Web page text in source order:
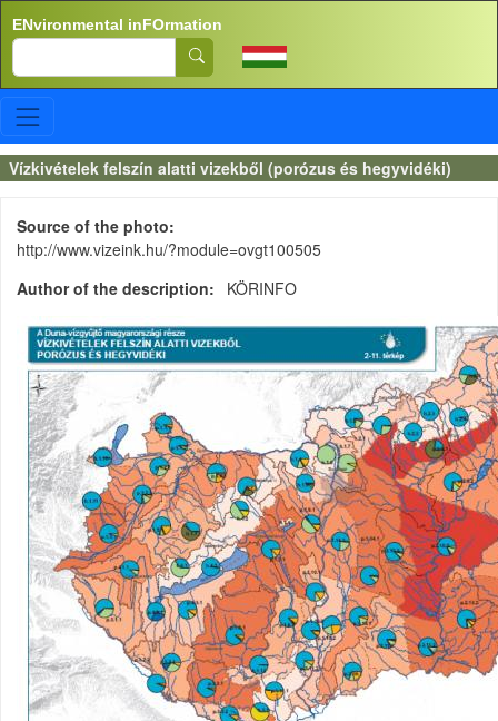
ENvironmental inFOrmation
Search
Vízkivételek felszín alatti vizekből (porózus és hegyvidéki)
Source of the photo
http://www.vizeink.hu/?module=ovgt100505
Author of the description
KÖRINFO